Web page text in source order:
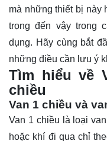
mà những thiết bị này
trọng đến vậy trong
dụng. Hãy cùng bắt
những điều cần lưu ý
Tìm hiểu về
chiều
Van 1 chiều và
Van 1 chiều là loại
hoặc khí đi qua chỉ